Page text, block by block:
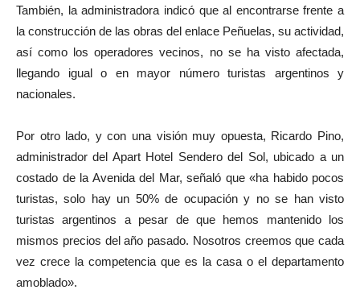
También, la administradora indicó que al encontrarse frente a
la construcción de las obras del enlace Peñuelas, su actividad,
así como los operadores vecinos, no se ha visto afectada,
llegando igual o en mayor número turistas argentinos y
nacionales.
Por otro lado, y con una visión muy opuesta, Ricardo Pino,
administrador del Apart Hotel Sendero del Sol, ubicado a un
costado de la Avenida del Mar, señaló que «ha habido pocos
turistas, solo hay un 50% de ocupación y no se han visto
turistas argentinos a pesar de que hemos mantenido los
mismos precios del año pasado. Nosotros creemos que cada
vez crece la competencia que es la casa o el departamento
amoblado».